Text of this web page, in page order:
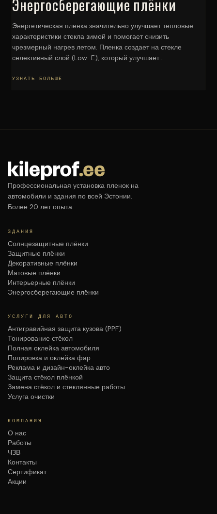
Энергосберегающие плёнки
Энергетическая пленка значительно улучшает тепловые
характеристики стекла зимой и помогает снизить
чрезмерный нагрев летом. Пленка создает на стекле
селективный слой (Low-E), который улучшает...
УЗНАТЬ БОЛЬШЕ
Профессиональная установка пленок на
автомобили и здания по всей Эстонии.
Более 20 лет опыта.
ЗДАНИЯ
Солнцезащитные плёнки
Защитные плёнки
Декоративные плёнки
Матовые плёнки
Интерьерные плёнки
Энергосберегающие плёнки
УСЛУГИ ДЛЯ АВТО
Антигравийная защита кузова (PPF)
Тонирование стёкол
Полная оклейка автомобиля
Полировка и оклейка фар
Реклама и дизайн-оклейка авто
Защита стёкол плёнкой
Замена стёкол и стеклянные работы
Услуга очистки
КОМПАНИЯ
О нас
Работы
ЧЗВ
Контакты
Сертификат
Акции